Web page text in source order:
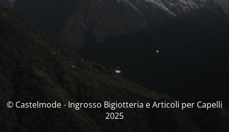
© Castelmode - Ingrosso Bigiotteria e Articoli per Capelli
2025